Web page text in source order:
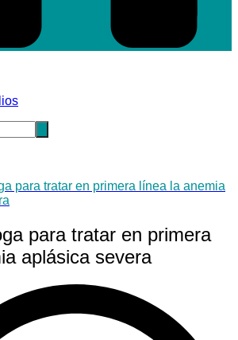
para tratar en primera línea la anemia
para tratar en primera
aplásica severa